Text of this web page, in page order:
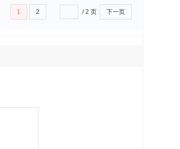
1 2 / 2 页 下一页